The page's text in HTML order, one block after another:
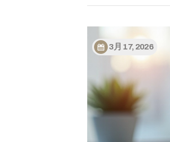
3月 17, 2026